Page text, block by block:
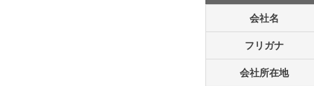
会社名
フリガナ
会社所在地